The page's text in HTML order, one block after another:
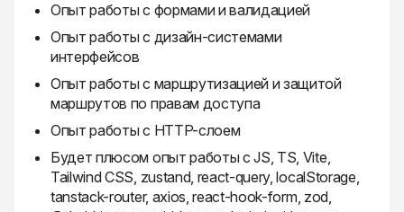
Опыт работы с формами и валидацией
Опыт работы с дизайн-системами
интерфейсов
Опыт работы с маршрутизацией и защитой
маршрутов по правам доступа
Опыт работы с HTTP-слоем
Будет плюсом опыт работы с JS, TS, Vite,
Tailwind CSS, zustand, react-query, localStorage,
tanstack-router, axios, react-hook-form, zod,